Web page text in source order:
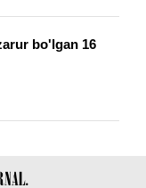
bo'lgan 16